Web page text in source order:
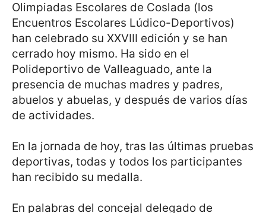
Olimpiadas Escolares de Coslada (los
Encuentros Escolares Lúdico-Deportivos)
han celebrado su XXVIII edición y se han
cerrado hoy mismo. Ha sido en el
Polideportivo de Valleaguado, ante la
presencia de muchas madres y padres,
abuelos y abuelas, y después de varios días
de actividades.
En la jornada de hoy, tras las últimas pruebas
deportivas, todas y todos los participantes
han recibido su medalla.
En palabras del concejal delegado de